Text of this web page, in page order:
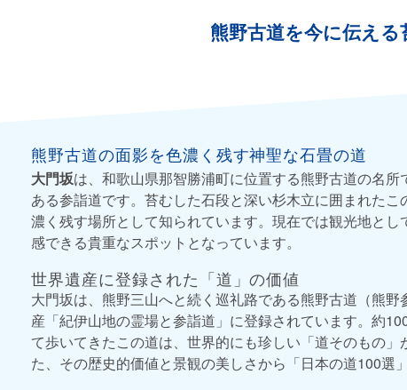
熊野古道を今に伝える
熊野古道の面影を色濃く残す神聖な石畳の道
大門坂は、和歌山県那智勝浦町に位置する熊野古道の名
ある参詣道です。苔むした石段と深い杉木立に囲まれた
濃く残す場所として知られています。現在では観光地と
感できる貴重なスポットとなっています。
世界遺産に登録された「道」の価値
大門坂は、熊野三山へと続く巡礼路である熊野古道（熊
産「紀伊山地の霊場と参詣道」に登録されています。約
て歩いてきたこの道は、世界的にも珍しい「道そのもの
た、その歴史的価値と景観の美しさから「日本の道100選